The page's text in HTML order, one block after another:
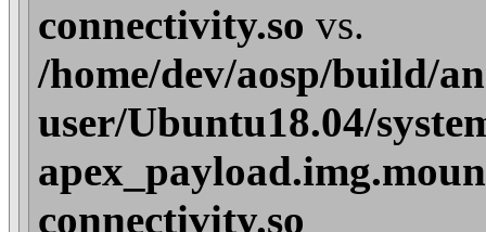
connectivity.so vs.
/home/dev/aosp/build/
user/Ubuntu18.04/
connectivity.so